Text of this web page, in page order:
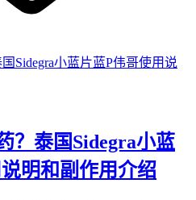
？泰国Sidegra小蓝
明和副作用介绍